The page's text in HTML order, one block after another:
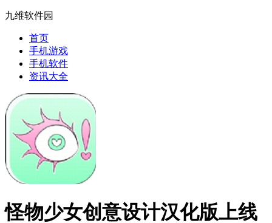
九维软件园
首页
手机游戏
手机软件
资讯大全
怪物少女创意设计汉化版上线